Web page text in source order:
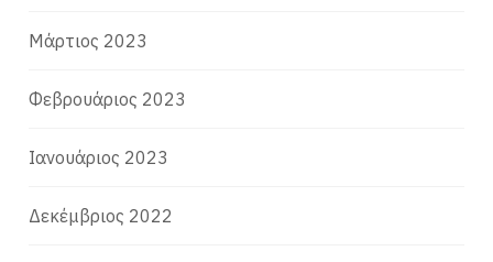
Μάρτιος 2023
Φεβρουάριος 2023
Ιανουάριος 2023
Δεκέμβριος 2022